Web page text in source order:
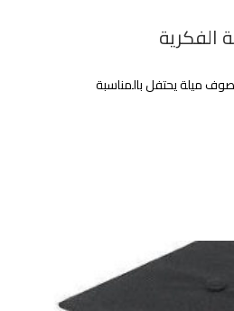
الفكرية
ميلة يحتفل بالمناسبة